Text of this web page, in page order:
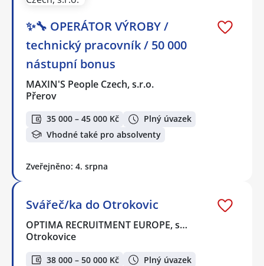
✨🔧 OPERÁTOR VÝROBY /
technický pracovník / 50 000
nástupní bonus
MAXIN'S People Czech, s.r.o.
Přerov
35 000 – 45 000 Kč
Plný úvazek
Vhodné také pro absolventy
Zveřejněno: 4. srpna
Svářeč/ka do Otrokovic
OPTIMA RECRUITMENT EUROPE, s…
Otrokovice
38 000 – 50 000 Kč Plný úvazek